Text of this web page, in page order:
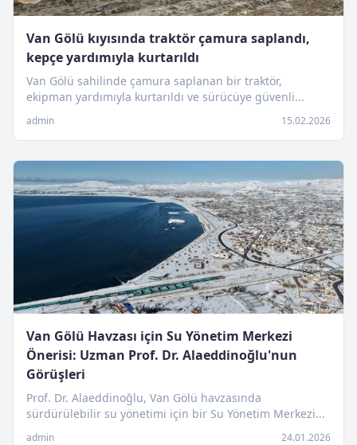
Van Gölü kıyısında traktör çamura saplandı,
kepçe yardımıyla kurtarıldı
Van Gölü sahilinde çamura saplanan bir traktör,
ekipman yardımıyla kurtarıldı ve sürücüye güvenli...
admin 15.02.2026
Van Gölü Havzası için Su Yönetim Merkezi
Önerisi: Uzman Prof. Dr. Alaeddinoğlu'nun
Görüşleri
Prof. Dr. Alaeddinoğlu, Van Gölü havzasında
sürdürülebilir su yönetimi için bir Su Yönetim Merkezi...
admin 24.01.2026